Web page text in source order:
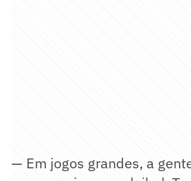
— Em jogos grandes, a